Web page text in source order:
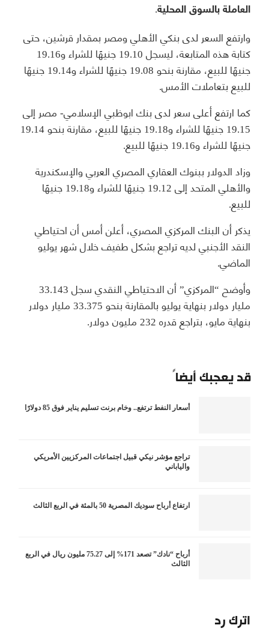
العاملة بالسوق المحلية.
وارتفع السعر لدى بنكي الأهلي ومصر بمقدار قرشين، حتى
كتابة هذه المتابعة، ليسجل 19.10 جنيهًا للشراء و19.16
جنيهًا للبيع، مقارنة بنحو 19.08 جنيهًا للشراء و19.14 جنيهًا
للبيع بتعاملات الأمس.
كما ارتفع أعلى سعر لدى بنك ابوظبي الإسلامي- مصر إلى
19.15 جنيهًا للشراء و19.18 جنيهًا للبيع، مقارنة بنحو 19.14
جنيهًا للشراء و19.16 جنيهًا للبيع.
وزاد الدولار ببنوك العقاري المصري العربي والإسكندرية
والأهلي المتحد إلى 19.12 جنيهًا للشراء و19.18 جنيهًا
للبيع.
يذكر أن البنك المركزي المصري، أعلن أمس أن احتياطي
النقد الأجنبي لديه تراجع بشكل طفيف خلال شهر يوليو
الماضي.
وأوضح “المركزي” أن الاحتياطي النقدي سجل 33.143
مليار دولار بنهاية يوليو بالمقارنة بنحو 33.375 مليار دولار
بنهاية مايو، بتراجع قدره 232 مليون دولار.
قد يعجبك أيضاً
أسعار النفط ترتفع.. وخام برنت تسليم يناير فوق 85 دولارًا
تراجع مؤشر نيكي قبيل اجتماعات المركزيين الأمريكي
والياباني
ارتفاع أرباح سوديك المصرية 50 بالمئة في الربع الثالث
أرباح “نادك” تصعد 171% إلى 75.27 مليون ريال في الربع
الثالث
اترك رد